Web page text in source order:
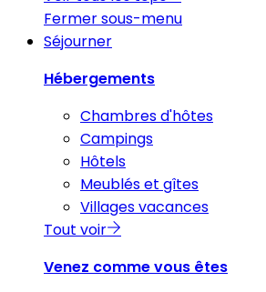
Fermer sous-menu
Séjourner
Hébergements
Chambres d'hôtes
Campings
Hôtels
Meublés et gîtes
Villages vacances
Tout voir
Venez comme vous êtes